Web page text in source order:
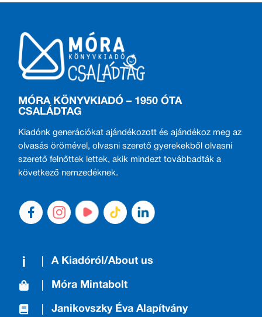
MÓRA KÖNYVKIADÓ – 1950 ÓTA
CSALÁDTAG
Kiadónk generációkat ajándékozott és ajándékoz meg az
olvasás örömével, olvasni szerető gyerekekből olvasni
szerető felnőttek lettek, akik mindezt továbbadták a
következő nemzedéknek.
A Kiadóról/About us
Móra Mintabolt
Janikovszky Éva Alapítvány